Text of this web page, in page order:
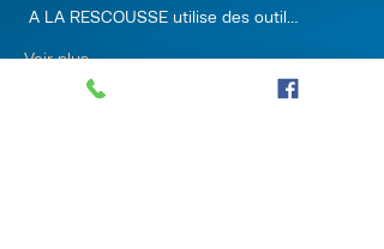
A LA RESCOUSSE utilise des outil…
Voir plus